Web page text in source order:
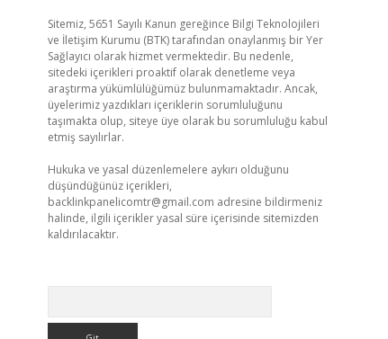
Sitemiz, 5651 Sayılı Kanun gereğince Bilgi Teknolojileri
ve İletişim Kurumu (BTK) tarafından onaylanmış bir Yer
Sağlayıcı olarak hizmet vermektedir. Bu nedenle,
sitedeki içerikleri proaktif olarak denetleme veya
araştırma yükümlülüğümüz bulunmamaktadır. Ancak,
üyelerimiz yazdıkları içeriklerin sorumluluğunu
taşımakta olup, siteye üye olarak bu sorumluluğu kabul
etmiş sayılırlar.
Hukuka ve yasal düzenlemelere aykırı olduğunu
düşündüğünüz içerikleri,
backlinkpanelicomtr@gmail.com adresine bildirmeniz
halinde, ilgili içerikler yasal süre içerisinde sitemizden
kaldırılacaktır.